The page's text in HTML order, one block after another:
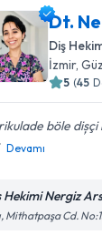
Dt.
Diş
İzmir,
5 (45
böle
Devamı
Hekimi Nergiz
Mithatpaşa Cd.